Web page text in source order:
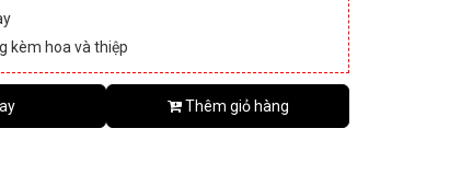
kèm hoa và thiệp
Thêm giỏ hàng